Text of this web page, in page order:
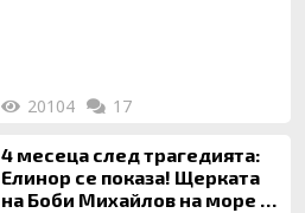
20104 17
4 месеца след трагедията:
Елинор се показа! Щерката
на Боби Михайлов на море с